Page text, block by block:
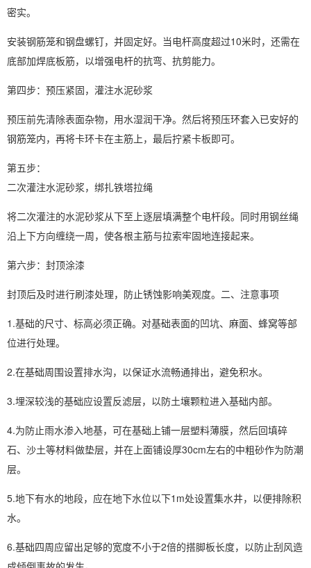
密实。
安装钢筋笼和钢盘螺钉，并固定好。当电杆高度超过10米时，还需在
底部加焊底板筋，以增强电杆的抗弯、抗剪能力。
第四步：预压紧固，灌注水泥砂浆
预压前先清除表面杂物，用水湿润干净。然后将预压环套入已安好的
钢筋笼内，再将卡环卡在主筋上，最后拧紧卡板即可。
第五步：
二次灌注水泥砂浆，绑扎铁塔拉绳
将二次灌注的水泥砂浆从下至上逐层填满整个电杆段。同时用钢丝绳
沿上下方向缠绕一周，使各根主筋与拉索牢固地连接起来。
第六步：封顶涂漆
封顶后及时进行刷漆处理，防止锈蚀影响美观度。二、注意事项
1.基础的尺寸、标高必须正确。对基础表面的凹坑、麻面、蜂窝等部
位进行处理。
2.在基础周围设置排水沟，以保证水流畅通排出，避免积水。
3.埋深较浅的基础应设置反滤层，以防土壤颗粒进入基础内部。
4.为防止雨水渗入地基，可在基础上铺一层塑料薄膜，然后回填碎
石、沙土等材料做垫层，并在上面铺设厚30cm左右的中粗砂作为防潮
层。
5.地下有水的地段，应在地下水位以下1m处设置集水井，以便排除积
水。
6.基础四周应留出足够的宽度不小于2倍的搭脚板长度，以防止刮风造